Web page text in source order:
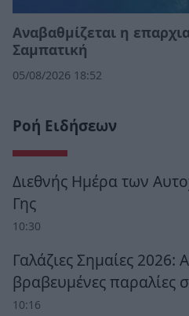
Αναβαθμίζεται η
Σαμπατική
05/08/2026 18:52
Ροή Ειδήσεων
Διεθνής Ημέρα των
Γης
10:30
Γαλάζιες Σημαίες 2026:
βραβευμένες παραλίες
10:16